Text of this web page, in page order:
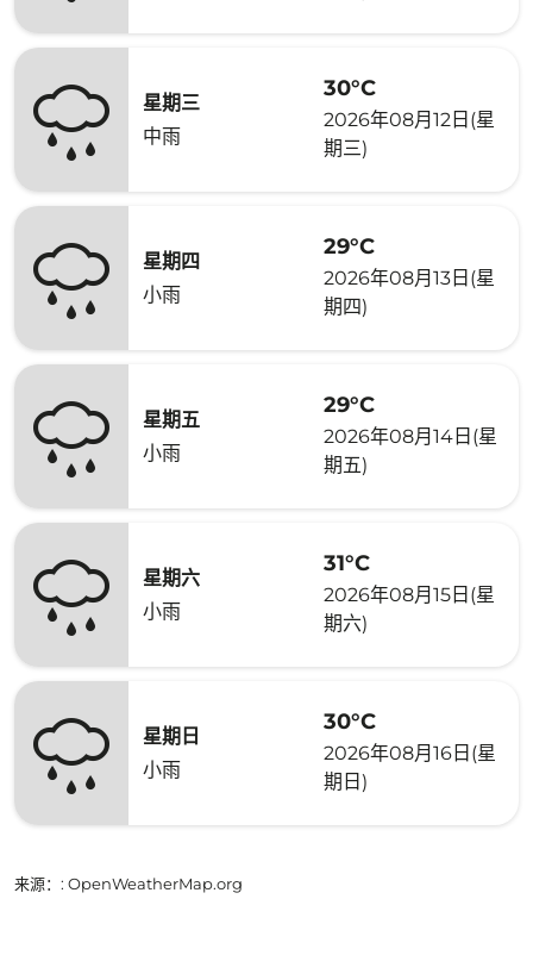
星期三
中雨
30°C
2026年08月12日(星
期三)
星期四
小雨
29°C
2026年08月13日(星
期四)
星期五
小雨
29°C
2026年08月14日(星
期五)
星期六
小雨
31°C
2026年08月15日(星
期六)
星期日
小雨
30°C
2026年08月16日(星
期日)
来源： : OpenWeatherMap.org